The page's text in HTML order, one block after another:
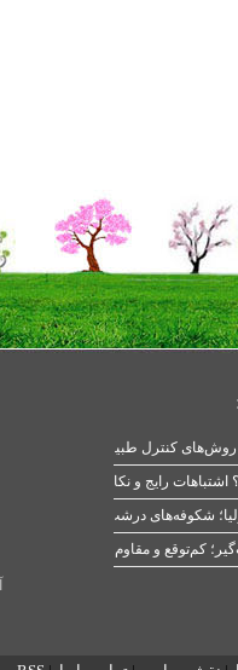
رایج و نکات طلایی
شکوفه‌های درشت در بهار